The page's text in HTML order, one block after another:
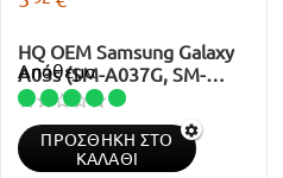
HQ OEM Samsung Galaxy
A03s (SM-A037G, SM-
A037U) USB Type-C
Charging Dock Connector +
Microphone + Audio Jack
Απόθεμα
ΠΡΟΣΘΉΚΗ ΣΤΟ
ΚΑΛΆΘΙ